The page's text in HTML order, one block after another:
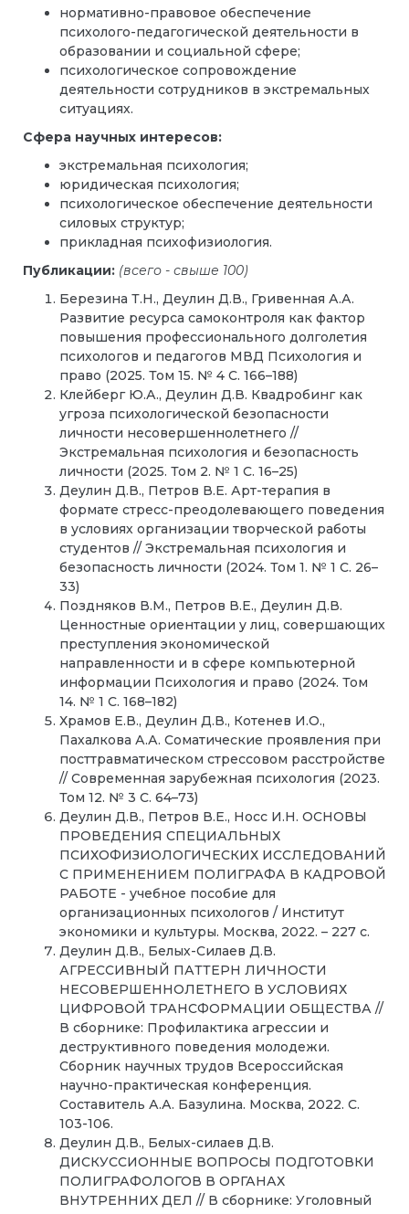
нормативно-правовое обеспечение
психолого-педагогической деятельности в
образовании и социальной сфере;
психологическое сопровождение
деятельности сотрудников в экстремальных
ситуациях.
Сфера научных интересов:
экстремальная психология;
юридическая психология;
психологическое обеспечение деятельности
силовых структур;
прикладная психофизиология.
Публикации: (всего - свыше 100)
Березина Т.Н., Деулин Д.В., Гривенная А.А.
Развитие ресурса самоконтроля как фактор
повышения профессионального долголетия
психологов и педагогов МВД Психология и
право (2025. Том 15. № 4 С. 166–188)
Клейберг Ю.А., Деулин Д.В. Квадробинг как
угроза психологической безопасности
личности несовершеннолетнего //
Экстремальная психология и безопасность
личности (2025. Том 2. № 1 С. 16–25)
Деулин Д.В., Петров В.Е. Арт-терапия в
формате стресс-преодолевающего поведения
в условиях организации творческой работы
студентов // Экстремальная психология и
безопасность личности (2024. Том 1. № 1 С. 26–
33)
Поздняков В.М., Петров В.Е., Деулин Д.В.
Ценностные ориентации у лиц, совершающих
преступления экономической
направленности и в сфере компьютерной
информации Психология и право (2024. Том
14. № 1 С. 168–182)
Храмов Е.В., Деулин Д.В., Котенев И.О.,
Пахалкова А.А. Соматические проявления при
посттравматическом стрессовом расстройстве
// Современная зарубежная психология (2023.
Том 12. № 3 С. 64–73)
Деулин Д.В., Петров В.Е., Носс И.Н. ОСНОВЫ
ПРОВЕДЕНИЯ СПЕЦИАЛЬНЫХ
ПСИХОФИЗИОЛОГИЧЕСКИХ ИССЛЕДОВАНИЙ
С ПРИМЕНЕНИЕМ ПОЛИГРАФА В КАДРОВОЙ
РАБОТЕ - учебное пособие для
организационных психологов / Институт
экономики и культуры. Москва, 2022. – 227 с.
Деулин Д.В., Белых-Силаев Д.В.
АГРЕССИВНЫЙ ПАТТЕРН ЛИЧНОСТИ
НЕСОВЕРШЕННОЛЕТНЕГО В УСЛОВИЯХ
ЦИФРОВОЙ ТРАНСФОРМАЦИИ ОБЩЕСТВА //
В сборнике: Профилактика агрессии и
деструктивного поведения молодежи.
Сборник научных трудов Всероссийская
научно-практическая конференция.
Составитель А.А. Базулина. Москва, 2022. С.
103-106.
Деулин Д.В., Белых-силаев Д.В.
ДИСКУССИОННЫЕ ВОПРОСЫ ПОДГОТОВКИ
ПОЛИГРАФОЛОГОВ В ОРГАНАХ
ВНУТРЕННИХ ДЕЛ // В сборнике: Уголовный